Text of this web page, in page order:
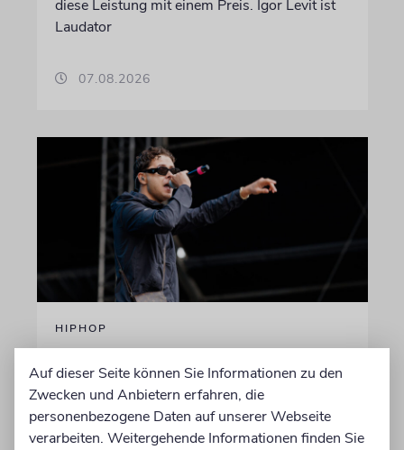
diese Leistung mit einem Preis. Igor Levit ist
Laudator
07.08.2026
HIPHOP
Palestine« als
Verkaufsschlager
Auf seinem neuen Album »Lounge Musik«
Auf dieser Seite können Sie Informationen zu den
Zwecken und Anbietern erfahren, die
personenbezogene Daten auf unserer Webseite
verarbeiten. Weitergehende Informationen finden Sie